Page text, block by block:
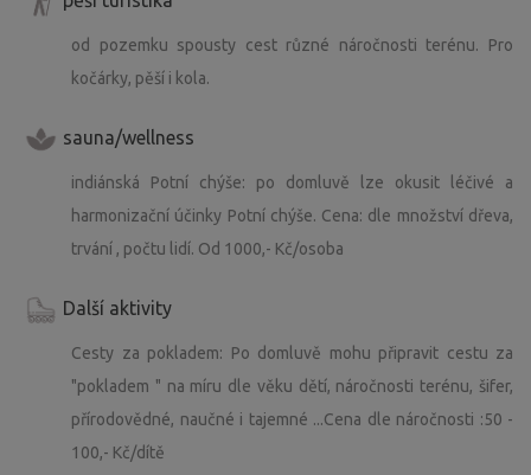
od pozemku spousty cest různé náročnosti terénu. Pro
kočárky, pěší i kola.
sauna/wellness
indiánská Potní chýše: po domluvě lze okusit léčivé a
harmonizační účinky Potní chýše. Cena: dle množství dřeva,
trvání , počtu lidí. Od 1000,- Kč/osoba
Další aktivity
Cesty za pokladem: Po domluvě mohu připravit cestu za
"pokladem " na míru dle věku dětí, náročnosti terénu, šifer,
přírodovědné, naučné i tajemné ...Cena dle náročnosti :50 -
100,- Kč/dítě